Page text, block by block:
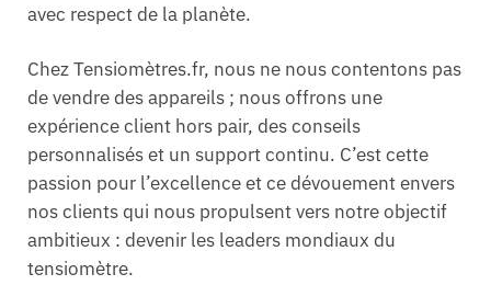
avec respect de la planète.
Chez Tensiomètres.fr, nous ne nous contentons pas
de vendre des appareils ; nous offrons une
expérience client hors pair, des conseils
personnalisés et un support continu. C’est cette
passion pour l’excellence et ce dévouement envers
nos clients qui nous propulsent vers notre objectif
ambitieux : devenir les leaders mondiaux du
tensiomètre.